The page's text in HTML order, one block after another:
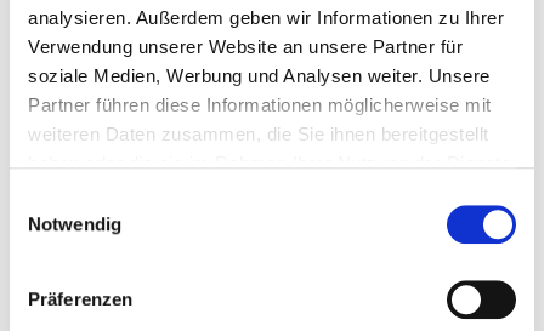
analysieren. Außerdem geben wir Informationen zu Ihrer
Verwendung unserer Website an unsere Partner für
soziale Medien, Werbung und Analysen weiter. Unsere
Partner führen diese Informationen möglicherweise mit
weiteren Daten zusammen, die Sie ihnen bereitgestellt
Cookies, wenn Sie unsere Webseite weiterhin nutzen.
Notwendig
Präferenzen
Referenten
Katja Keffer
DA-0000123, Freie Plätze, findet garantiert
35,00 € Mitglieder | 50,00 € Standard